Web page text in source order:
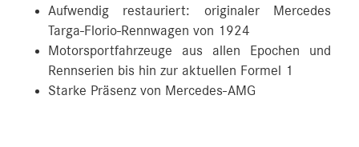
Aufwendig restauriert: originaler Mercedes
Targa-Florio-Rennwagen von 1924
Motorsportfahrzeuge aus allen Epochen und
Rennserien bis hin zur aktuellen Formel 1
Starke Präsenz von Mercedes-AMG